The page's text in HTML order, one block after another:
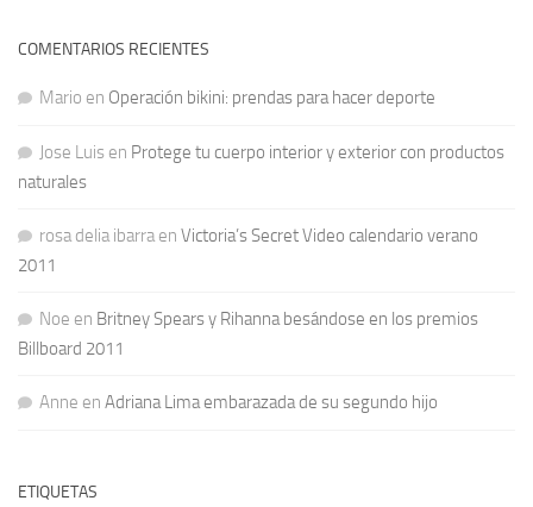
COMENTARIOS RECIENTES
Mario en Operación bikini: prendas para hacer deporte
Jose Luis en Protege tu cuerpo interior y exterior con productos
naturales
rosa delia ibarraen Victoria’s Secret Video calendario verano
2011
Noe en Britney Spears y Rihanna besándose en los premios
Billboard 2011
Anne en Adriana Lima embarazada de su segundo hijo
ETIQUETAS